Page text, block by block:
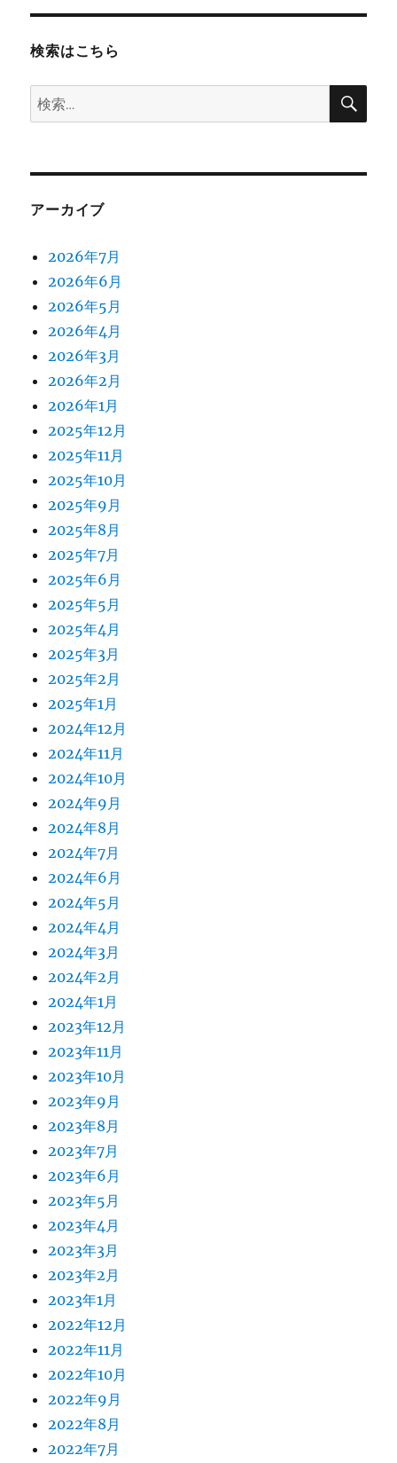
検索はこちら
検
索:
検
アーカイブ
2026年7月
2026年6月
2026年5月
2026年4月
2026年3月
2026年2月
2026年1月
2025年12月
2025年11月
2025年10月
2025年9月
2025年8月
2025年7月
2025年6月
2025年5月
2025年4月
2025年3月
2025年2月
2025年1月
2024年12月
2024年11月
2024年10月
2024年9月
2024年8月
2024年7月
2024年6月
2024年5月
2024年4月
2024年3月
2024年2月
2024年1月
2023年12月
2023年11月
2023年10月
2023年9月
2023年8月
2023年7月
2023年6月
2023年5月
2023年4月
2023年3月
2023年2月
2023年1月
2022年12月
2022年11月
2022年10月
2022年9月
2022年8月
2022年7月